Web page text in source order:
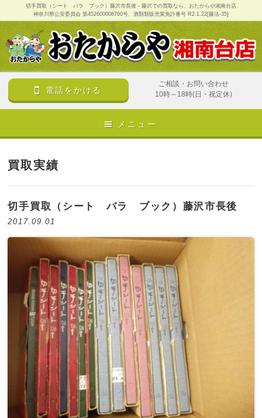
切手買取（シート バラ ブック）藤沢市長後 - 藤沢での買取なら、おたからや湘南台店
神奈川県公安委員会 第452600008760号、酒類類販売業免許番号 R2.1.22[藤法-35]
電話をかける
ご相談・お問い合わせ
10時～18時(日・祝定休)
メニュー
買取実績
切手買取（シート バラ ブック）藤沢市長後
2017.09.01